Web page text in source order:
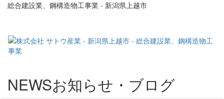
総合建設業、鋼構造物工事業 - 新潟県上越市
NEWSお知らせ・ブログ